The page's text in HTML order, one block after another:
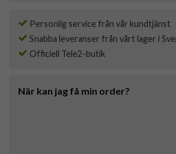
Personlig service från vår kundtjänst
Snabba leveranser från vårt lager i
Officiell Tele2-butik
När kan jag få min order?